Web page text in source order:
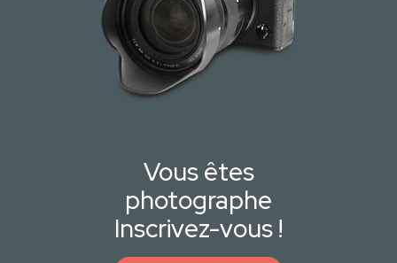
Vous êtes
photographe
Inscrivez-vous !